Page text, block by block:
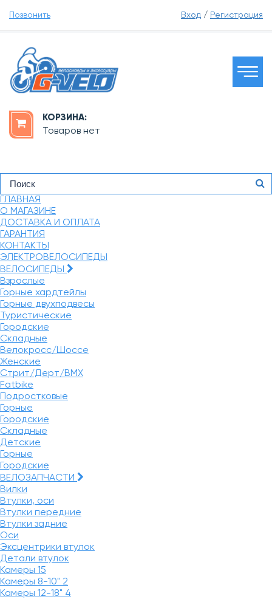
Позвонить Вход / Регистрация
КОРЗИНА:
Товаров нет
ГЛАВНАЯ
О МАГАЗИНЕ
ДОСТАВКА И ОПЛАТА
ГАРАНТИЯ
КОНТАКТЫ
ЭЛЕКТРОВЕЛОСИПЕДЫ
ВЕЛОСИПЕДЫ
Взрослые
Горные хардтейлы
Горные двухподвесы
Туристические
Городские
Складные
Велокросс/Шоссе
Женские
Стрит/Дерт/BMX
Fatbike
Подростковые
Горные
Городские
Складные
Детские
Горные
Городские
ВЕЛОЗАПЧАСТИ
Вилки
Втулки, оси
Втулки передние
Втулки задние
Оси
Эксцентрики втулок
Детали втулок
Камеры 15
Камеры 8-10" 2
Камеры 12-18" 4